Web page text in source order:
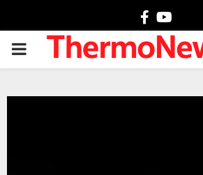
Facebook
PRIMARY